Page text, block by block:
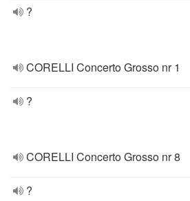
?
CORELLI Concerto Grosso nr 1
?
CORELLI Concerto Grosso nr 8
?